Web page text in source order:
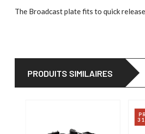
The Broadcast plate fits to quick
PRODUITS SIMILAIRES